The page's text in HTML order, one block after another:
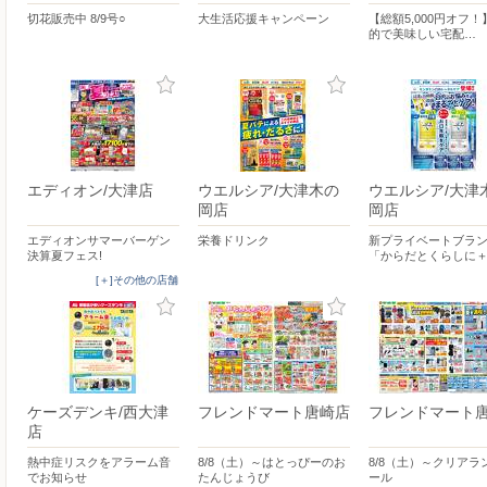
切花販売中 8/9号○ 大生活応援キャンペーン
【総額5,000円オフ！
的で美味しい宅配…
エディオン/大津店
エディオンサマーバーゲン
決算夏フェス!
[＋]その他の店舗
ウエルシア/大津木の
岡店
栄養ドリンク
ウエルシア/大津
岡店
新プライベートブラ
「からだとくらしに
ケーズデンキ/西大津
店
熱中症リスクをアラーム音
でお知らせ
フレンドマート唐崎店
8/8（土）～はとっぴーのお
たんじょうび
フレンドマート
8/8（土）～クリアラ
ール